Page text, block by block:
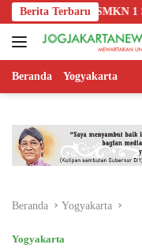
Langsung
ke
konten
Berita Terbaru
SMKN 1 Seyegan,
Beranda Yogyakarta
Beranda Yogyakarta
Yogyakarta